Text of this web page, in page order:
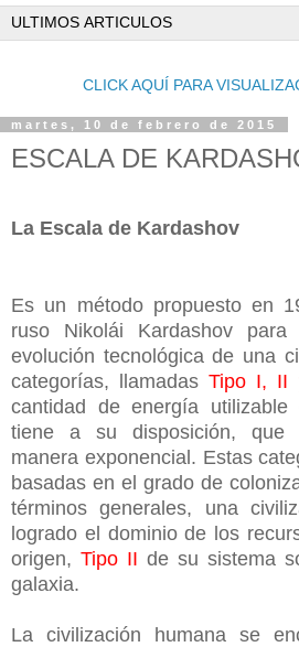
CLICK AQUÍ PARA
martes, 10 de febrero de 2015
ESCALA DE
La Escala de Kardashov
Es un método propuesto en
ruso Nikolái Kardashov
evolución tecnológica de una
categorías, llamadasTipo I, II
cantidad de energía utilizable
tiene a su disposición, que
manera exponencial. Estas
basadas en el grado de
términos generales, una
logrado el dominio de los
origen, Tipo II de su sistema
galaxia.
La civilización humana se